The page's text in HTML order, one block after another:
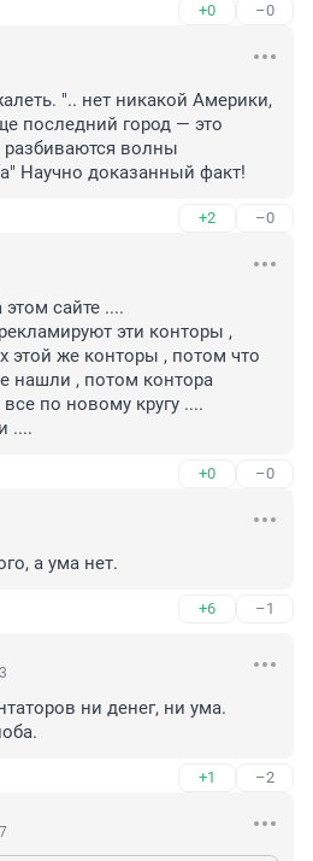
+0 –0
".. нет никакой Америки,
последний город — это
волны
Научно доказанный факт!
+2 –0
сайте ....
эти конторы ,
этой же конторы , потом что
нашли , потом контора
по новому кругу ....
....
+0 –0
а ума нет.
+6 –1
ни денег, ни ума.
+1 –2